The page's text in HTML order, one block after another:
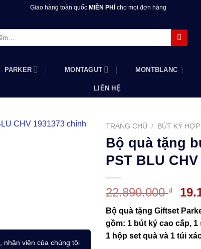
Giao hàng toàn quốc MIỄN PHÍ cho mọi đơn hàng
PARKER MONTAGUT MONTBLANC
LIÊN HỆ
, nhân viên của chúng tôi
TRANG CHỦ / BÚT KÝ
Bộ quà tặng
PST BLU
22.890.000₫
Giá
là:
Bộ quà tặng Giftset
gồm: 1 bút ký cao cấp,
1 hộp set quà và 1 túi